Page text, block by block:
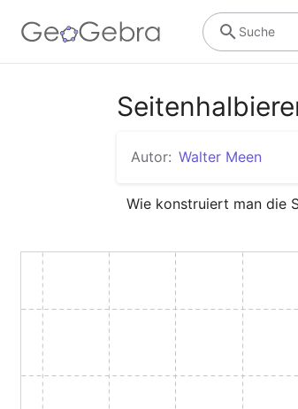
Suche
Autor: Walter Meen
Wie konstruiert man die